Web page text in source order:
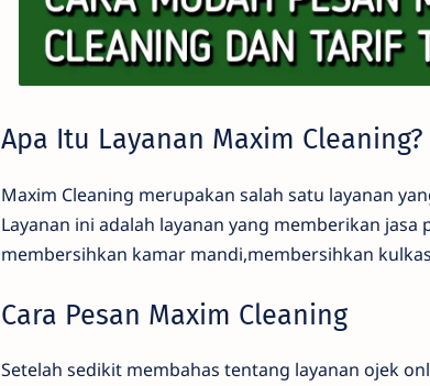
Apa Itu Layanan Maxim Cleaning?
Maxim Cleaning merupakan salah satu layanan
Layanan ini adalah layanan yang memberikan
membersihkan kamar mandi,membersihkan
Cara Pesan Maxim Cleaning
Setelah sedikit membahas tentang layanan ojek